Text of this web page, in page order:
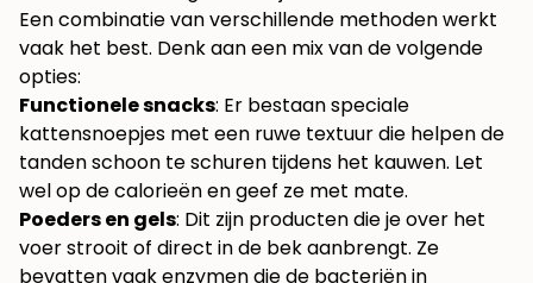
Een combinatie van verschillende methoden werkt
vaak het best. Denk aan een mix van de volgende
opties:
Functionele snacks: Er bestaan speciale
kattensnoepjes met een ruwe textuur die helpen de
tanden schoon te schuren tijdens het kauwen. Let
wel op de calorieën en geef ze met mate.
Poeders en gels: Dit zijn producten die je over het
voer strooit of direct in de bek aanbrengt. Ze
bevatten vaak enzymen die de bacteriën in